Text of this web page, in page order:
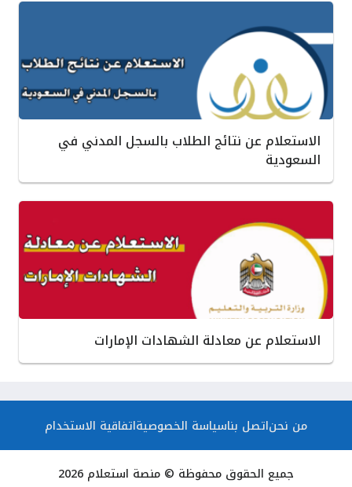
الاستعلام عن نتائج الطلاب بالسجل المدني في
السعودية
الاستعلام عن معادلة الشهادات الإمارات
من نحناتصل بناسياسة الخصوصيةاتفاقية الاستخدام
جميع الحقوق محفوظة © منصة استعلام 2026